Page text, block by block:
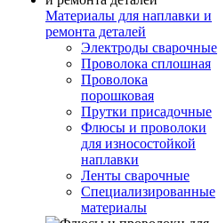
Материалы для наплавки и
ремонта деталей
Электроды сварочные
Проволока сплошная
Проволока
порошковая
Прутки присадочные
Флюсы и проволоки
для износостойкой
наплавки
Ленты сварочные
Специализированные
материалы